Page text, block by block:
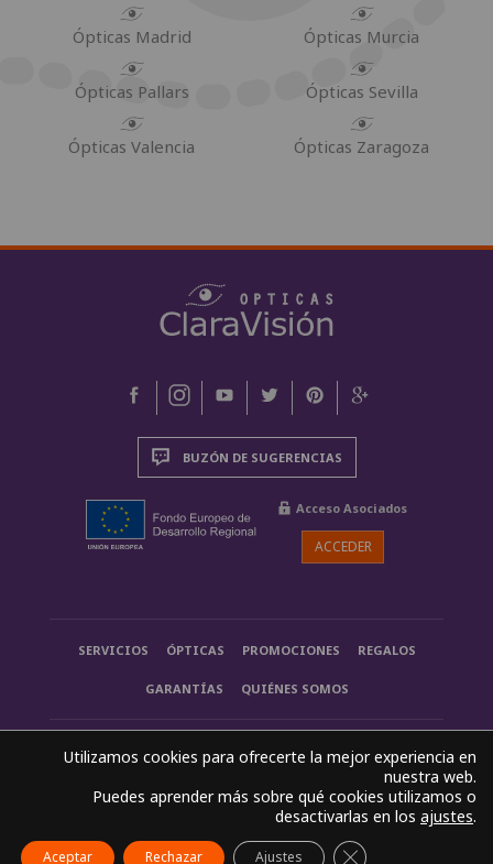
Ópticas Madrid Ópticas Murcia
Ópticas Pallars Ópticas Sevilla
Ópticas Valencia Ópticas Zaragoza
BUZÓN DE SUGERENCIAS
Acceso Asociados
ACCEDER
SERVICIOS ÓPTICAS PROMOCIONES REGALOS
GARANTÍAS QUIÉNES SOMOS
ClaraVisión. una marca registrada ® 2022 - 2026
claravision@claravision.es
Aviso legal Política legal
Politica de cookies
Utilizamos cookies para ofrecerte la mejor experiencia en
nuestra web.
Puedes aprender más sobre qué cookies utilizamos o
desactivarlas en los ajustes.
Aceptar Rechazar Ajustes Cerrar el banner de